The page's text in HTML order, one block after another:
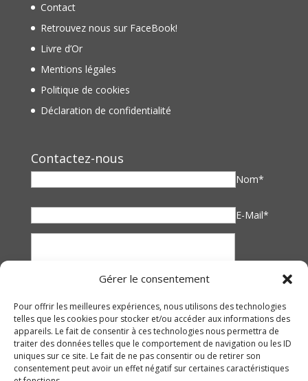
Gérer le consentement
Pour offrir les meilleures expériences, nous utilisons des technologies
telles que les cookies pour stocker et/ou accéder aux informations des
appareils. Le fait de consentir à ces technologies nous permettra de
traiter des données telles que le comportement de navigation ou les ID
uniques sur ce site. Le fait de ne pas consentir ou de retirer son
consentement peut avoir un effet négatif sur certaines caractéristiques
Contact
Retrouvez nous sur FaceBook!
Livre d’Or
Mentions légales
Politique de cookies
Déclaration de confidentialité
Contactez-nous
Nom*
E-Mail*